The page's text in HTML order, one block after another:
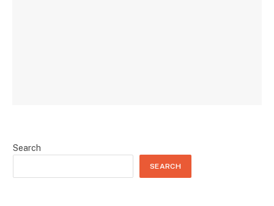
Search
SEARCH